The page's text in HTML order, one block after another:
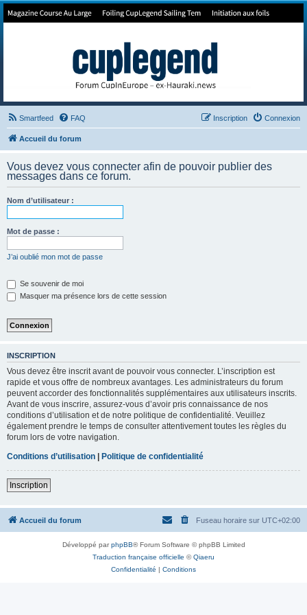
Forum de Cup In Europe
Smartfeed FAQ Connexion
Inscription
Accueil du forum
Vous devez vous connecter afin de pouvoir publier des
messages dans ce forum.
Nom d’utilisateur :
Mot de passe :
J’ai oublié mon mot de passe
Se souvenir de moi
Masquer ma présence lors de cette session
INSCRIPTION
Vous devez être inscrit avant de pouvoir vous connecter. L’inscription est
rapide et vous offre de nombreux avantages. Les administrateurs du forum
peuvent accorder des fonctionnalités supplémentaires aux utilisateurs inscrits.
Avant de vous inscrire, assurez-vous d’avoir pris connaissance de nos
conditions d’utilisation et de notre politique de confidentialité. Veuillez
également prendre le temps de consulter attentivement toutes les règles du
forum lors de votre navigation.
Conditions d’utilisation
Politique de confidentialité
Inscription
Accueil du forum Fuseau horaire sur UTC+02:00
Développé parphpBB® Forum Software © phpBB Limited
Traduction française officielle ©Qiaeru
Confidentialité | Conditions